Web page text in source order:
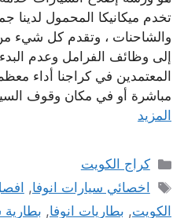
تخدم ميكانيكا المحمول لدينا
والشاحنات ، وتقدم كل شيء
إلى وظائف الفرامل وعدم
المعتمدين في كراجنا أداء
مباشرة أو في مكان وقوف
المزيد
التصنيفات
كراج الكويت
الوسوم
اخصائي سيارات انوفا,
الكويت, بطاريات انوفا, بطارية